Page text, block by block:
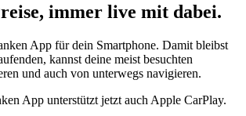
immer live mit dabei.
App für dein Smartphone. Damit bleibst
kannst deine meist besuchten
und auch von unterwegs navigieren.
App unterstützt jetzt auch Apple CarPlay.